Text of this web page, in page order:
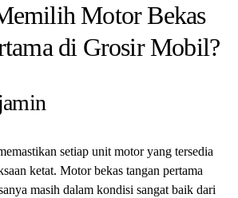
Motor Bekas
di Grosir Mobil?
setiap unit motor yang tersedia
ketat. Motor bekas tangan pertama
masih dalam kondisi sangat baik dari